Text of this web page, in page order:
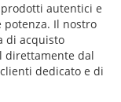
autentici e
potenza. Il nostro
di acquisto
direttamente dal
dedicato e di